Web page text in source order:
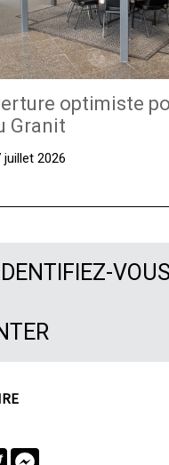
optimiste
Granit
juillet 2026
IDENTIFIEZ-
Twitter